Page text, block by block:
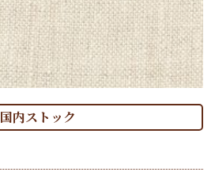
国内ストック